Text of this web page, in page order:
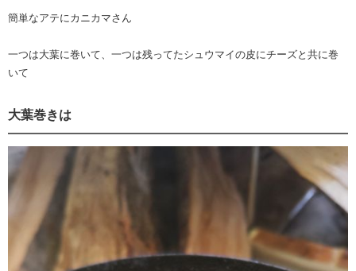
簡単なアテにカニカマさん
一つは大葉に巻いて、一つは残ってたシュウマイの皮にチーズと共に巻
いて
大葉巻きは